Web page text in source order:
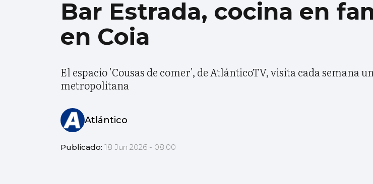
Bar Estrada, cocina en
en Coia
El espacio 'Cousas de comer', de AtlánticoTV, visita cada semana
metropolitana
Atlántico
Publicado: 18 Jun 2026 - 08:00